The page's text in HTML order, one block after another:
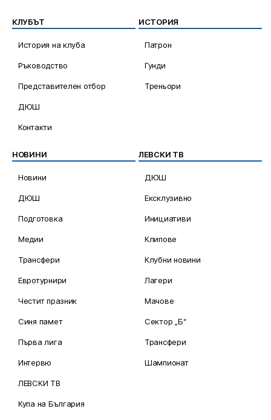
КЛУБЪТ
История на клуба
Ръководство
Представителен отбор
ДЮШ
Контакти
ИСТОРИЯ
Патрон
Гунди
Треньори
НОВИНИ
Новини
ДЮШ
Подготовка
Медии
Трансфери
Евротурнири
Честит празник
Синя памет
Първа лига
Интервю
ЛЕВСКИ ТВ
Купа на България
ЛЕВСКИ ТВ
ДЮШ
Ексклузивно
Инициативи
Клипове
Клубни новини
Лагери
Мачове
Сектор „Б“
Трансфери
Шампионат